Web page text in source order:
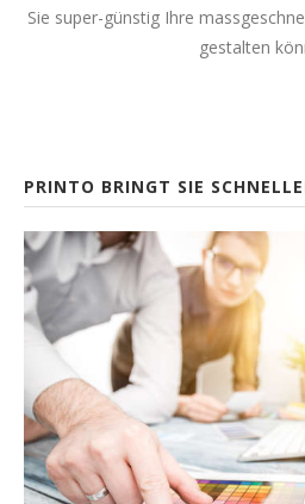
Sie super-günstig Ihre
gestalten
PRINTO BRINGT SIE